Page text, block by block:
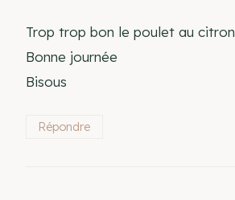
Trop trop bon le poulet au citron
Bonne journée
Bisous
Répondre